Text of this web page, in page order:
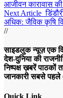
आजीवन कारावास
Next Article
अधिक: जैविक कृषि
//
साइडलुक न्यूज़ एक
देश-दुनिया की
निष्पक्ष ख़बरें पाठकों
जानकारी सबसे पहले
Quick Link